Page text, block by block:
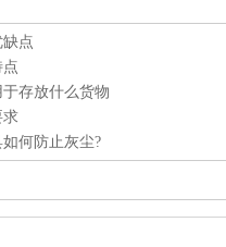
点
存放什么货物
求
何防止灰尘?